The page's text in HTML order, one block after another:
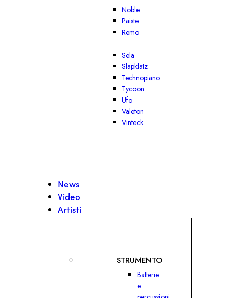
Noble
Paiste
Remo
Sela
Slapklatz
Technopiano
Tycoon
Ufo
Valeton
Vinteck
News
Video
Artisti
STRUMENTO
Batterie
e